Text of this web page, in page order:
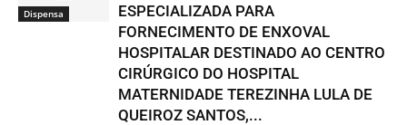
Dispensa
ESPECIALIZADA PARA
FORNECIMENTO DE ENXOVAL
HOSPITALAR DESTINADO AO CENTRO
CIRÚRGICO DO HOSPITAL
MATERNIDADE TEREZINHA LULA DE
QUEIROZ SANTOS,...